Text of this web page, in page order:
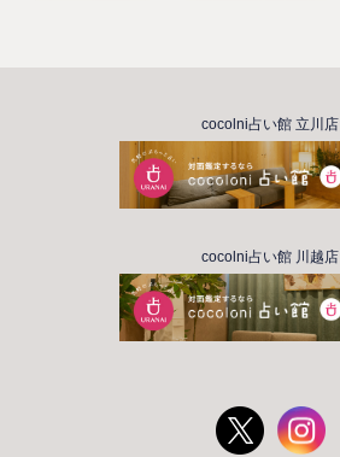
cocolni占い館 立川店
cocolni占い館 川越店